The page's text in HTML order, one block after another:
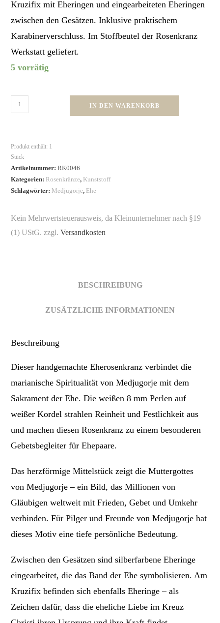
Kruzifix mit Eheringen und eingearbeiteten Eheringen
zwischen den Gesätzen. Inklusive praktischem
Karabinerverschluss. Im Stoffbeutel der Rosenkranz
Werkstatt geliefert.
5 vorrätig
IN DEN WARENKORB
Produkt enthält: 1
Stück
Artikelnummer:RK0046
Kategorien: Rosenkränze, Kunststoff
Schlagwörter: Medjugorje, Ehe
Kein Mehrwertsteuerausweis, da Kleinunternehmer nach §19
(1) UStG. zzgl.Versandkosten
BESCHREIBUNG
ZUSÄTZLICHE INFORMATIONEN
Beschreibung
Dieser handgemachte Eherosenkranz verbindet die
marianische Spiritualität von Medjugorje mit dem
Sakrament der Ehe. Die weißen 8 mm Perlen auf
weißer Kordel strahlen Reinheit und Festlichkeit aus
und machen diesen Rosenkranz zu einem besonderen
Gebetsbegleiter für Ehepaare.
Das herzförmige Mittelstück zeigt die Muttergottes
von Medjugorje – ein Bild, das Millionen von
Gläubigen weltweit mit Frieden, Gebet und Umkehr
verbinden. Für Pilger und Freunde von Medjugorje hat
dieses Motiv eine tiefe persönliche Bedeutung.
Zwischen den Gesätzen sind silberfarbene Eheringe
eingearbeitet, die das Band der Ehe symbolisieren. Am
Kruzifix befinden sich ebenfalls Eheringe – als
Zeichen dafür, dass die eheliche Liebe im Kreuz